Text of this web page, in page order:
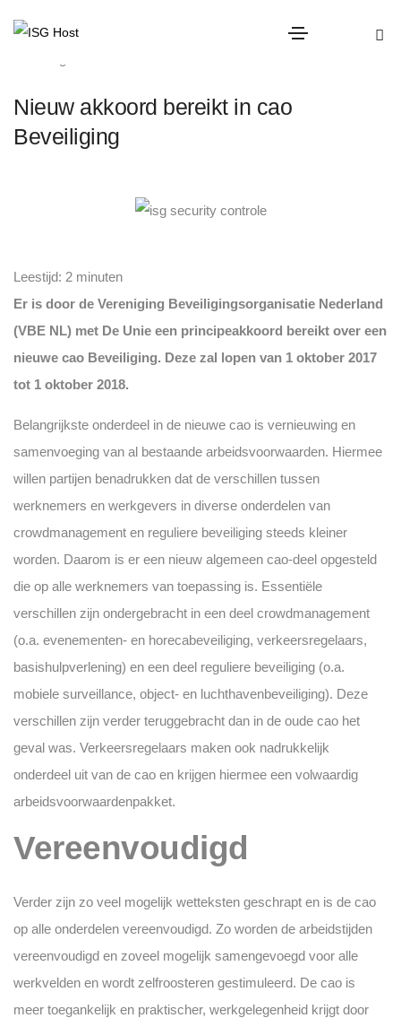
Nieuw akkoord bereikt in cao
Beveiliging
Leestijd: 2 minuten
Er is door de Vereniging Beveiligingsorganisatie Nederland
(VBE NL) met De Unie een principeakkoord bereikt over een
nieuwe cao Beveiliging. Deze zal lopen van 1 oktober 2017
tot 1 oktober 2018.
Belangrijkste onderdeel in de nieuwe cao is vernieuwing en
samenvoeging van al bestaande arbeidsvoorwaarden. Hiermee
willen partijen benadrukken dat de verschillen tussen
werknemers en werkgevers in diverse onderdelen van
crowdmanagement en reguliere beveiliging steeds kleiner
worden. Daarom is er een nieuw algemeen cao-deel opgesteld
die op alle werknemers van toepassing is. Essentiële
verschillen zijn ondergebracht in een deel crowdmanagement
(o.a. evenementen- en horecabeveiliging, verkeersregelaars,
basishulpverlening) en een deel reguliere beveiliging (o.a.
mobiele surveillance, object- en luchthavenbeveiliging). Deze
verschillen zijn verder teruggebracht dan in de oude cao het
geval was. Verkeersregelaars maken ook nadrukkelijk
onderdeel uit van de cao en krijgen hiermee een volwaardig
arbeidsvoorwaardenpakket.
Vereenvoudigd
Verder zijn zo veel mogelijk wetteksten geschrapt en is de cao
op alle onderdelen vereenvoudigd. Zo worden de arbeidstijden
vereenvoudigd en zoveel mogelijk samengevoegd voor alle
werkvelden en wordt zelfroosteren gestimuleerd. De cao is
meer toegankelijk en praktischer, werkgelegenheid krijgt door